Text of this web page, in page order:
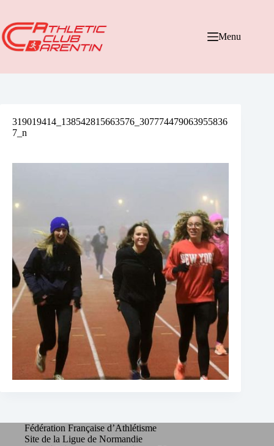
contenu
Menu
319019414_138542815663576_307774479063955836
7_n
Fédération Française d’Athlétisme
Site de la Ligue de Normandie